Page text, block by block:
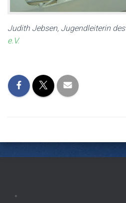
Judith Jebsen, Jugendleiterin des
e.V.